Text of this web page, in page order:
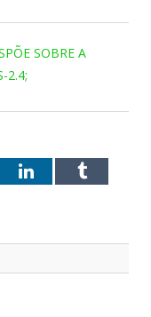
SOBRE A
2.4;
LinkedInTumblr